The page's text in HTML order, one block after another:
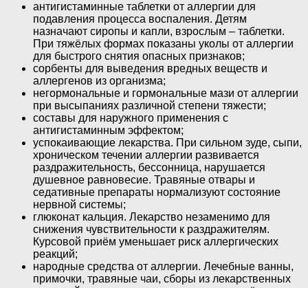
антигистаминные таблетки от аллергии для
подавления процесса воспаления. Детям
назначают сиропы и капли, взрослым – таблетки.
При тяжёлых формах показаны уколы от аллергии
для быстрого снятия опасных признаков;
сорбенты для выведения вредных веществ и
аллергенов из организма;
негормональные и гормональные мази от аллергии
при высыпаниях различной степени тяжести;
составы для наружного применения с
антигистаминным эффектом;
успокаивающие лекарства. При сильном зуде, сыпи,
хроническом течении аллергии развивается
раздражительность, бессонница, нарушается
душевное равновесие. Травяные отвары и
седативные препараты нормализуют состояние
нервной системы;
глюконат кальция. Лекарство незаменимо для
снижения чувствительности к раздражителям.
Курсовой приём уменьшает риск аллергических
реакций;
народные средства от аллергии. Лечебные ванны,
примочки, травяные чаи, сборы из лекарственных